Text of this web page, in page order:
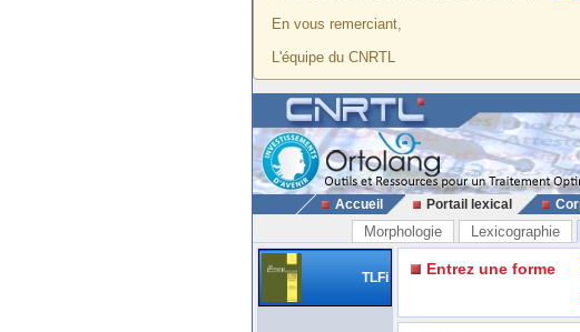
En vous remerciant,
L'équipe du CNRTL
Accueil Portail lexical
Morphologie Lexicographie
TLFi Entrez une forme